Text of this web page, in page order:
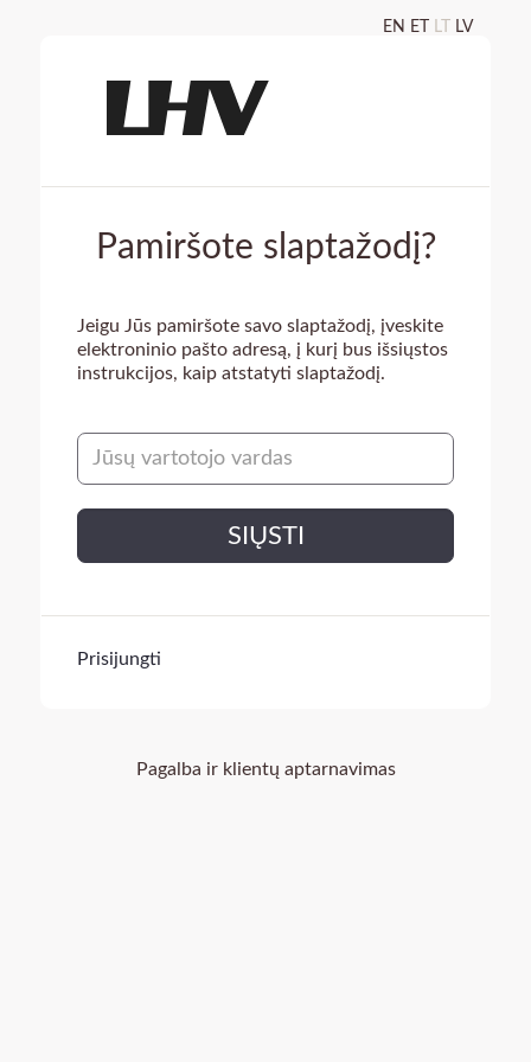
EN ET LT LV
Pamiršote slaptažodį?
Jeigu Jūs pamiršote savo slaptažodį, įveskite
elektroninio pašto adresą, į kurį bus išsiųstos
instrukcijos, kaip atstatyti slaptažodį.
Username
SIŲSTI
Prisijungti
Pagalba ir klientų aptarnavimas